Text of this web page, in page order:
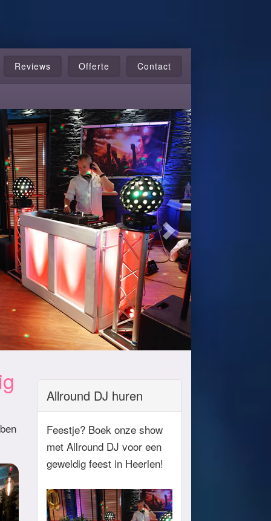
Reviews Offerte Contact
Allround DJ huren
Feestje? Boek onze show
met Allround DJ voor een
geweldig feest in Heerlen!